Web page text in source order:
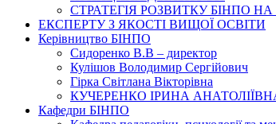
СТРАТЕГІЯ РОЗВИТКУ БІНПО НА
ЕКСПЕРТУ З ЯКОСТІ ВИЩОЇ ОСВІТИ
Керівництво БІНПО
Сидоренко В.В – директор
Кулішов Володимир Сергійович
Гірка Світлана Вікторівна
КУЧЕРЕНКО ІРИНА
Кафедри БІНПО